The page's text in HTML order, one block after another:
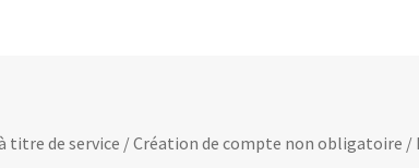
titre de service / Création de compte non obligatoire